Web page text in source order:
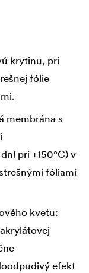
krytinu, pri
fólie
membrána s
pri +150°C) v
fóliami
kvetu:
efekt